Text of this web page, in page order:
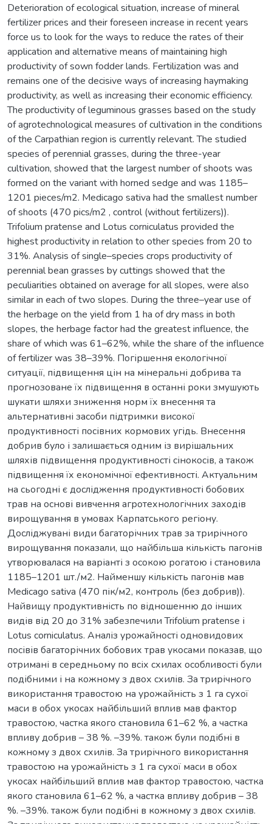
Deterioration of ecological situation, increase of mineral
fertilizer prices and their foreseen increase in recent years
force us to look for the ways to reduce the rates of their
application and alternative means of maintaining high
productivity of sown fodder lands. Fertilization was and
remains one of the decisive ways of increasing haymaking
productivity, as well as increasing their economic efficiency.
The productivity of leguminous grasses based on the study
of agrotechnological measures of cultivation in the conditions
of the Carpathian region is currently relevant. The studied
species of perennial grasses, during the three-year
cultivation, showed that the largest number of shoots was
formed on the variant with horned sedge and was 1185–
1201 pieces/m2. Medicago sativa had the smallest number
of shoots (470 pics/m2 , control (without fertilizers)).
Trifolium pratense and Lotus corniculatus provided the
highest productivity in relation to other species from 20 to
31%. Analysis of single–species crops productivity of
perennial bean grasses by cuttings showed that the
peculiarities obtained on average for all slopes, were also
similar in each of two slopes. During the three–year use of
the herbage on the yield from 1 ha of dry mass in both
slopes, the herbage factor had the greatest influence, the
share of which was 61–62%, while the share of the influence
of fertilizer was 38–39%. Погіршення екологічної
ситуації, підвищення цін на мінеральні добрива та
прогнозоване їх підвищення в останні роки змушують
шукати шляхи зниження норм їх внесення та
альтернативні засоби підтримки високої
продуктивності посівних кормових угідь. Внесення
добрив було і залишається одним із вирішальних
шляхів підвищення продуктивності сінокосів, а також
підвищення їх економічної ефективності. Актуальним
на сьогодні є дослідження продуктивності бобових
трав на основі вивчення агротехнологічних заходів
вирощування в умовах Карпатського регіону.
Досліджувані види багаторічних трав за трирічного
вирощування показали, що найбільша кількість пагонів
утворювалася на варіанті з осокою рогатою і становила
1185–1201 шт./м2. Найменшу кількість пагонів мав
Medicago sativa (470 пік/м2, контроль (без добрив)).
Найвищу продуктивність по відношенню до інших
видів від 20 до 31% забезпечили Trifolium pratense і
Lotus corniculatus. Аналіз урожайності одновидових
посівів багаторічних бобових трав укосами показав, що
отримані в середньому по всіх схилах особливості були
подібними і на кожному з двох схилів. За трирічного
використання травостою на урожайність з 1 га сухої
маси в обох укосах найбільший вплив мав фактор
травостою, частка якого становила 61–62 %, а частка
впливу добрив – 38 %. –39%. також були подібні в
кожному з двох схилів. За трирічного використання
травостою на урожайність з 1 га сухої маси в обох
укосах найбільший вплив мав фактор травостою, частка
якого становила 61–62 %, а частка впливу добрив – 38
%. –39%. також були подібні в кожному з двох схилів.